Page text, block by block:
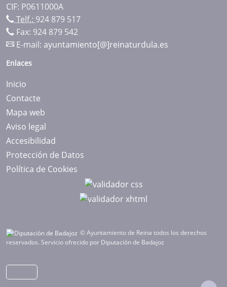
CIF: P0611000A
Telf.: 924 879 517
Fax: 924 879 542
E-mail: ayuntamiento[@]reinaturdula.es
Enlaces
Inicio
Contacte
Mapa web
Aviso legal
Accesibilidad
Protección de Datos
Política de Cookies
© Ayuntamiento de Reina todos los derechos
reservados. Servicio ofrecido por Diputación de Badajoz